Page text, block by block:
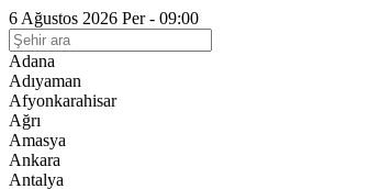
6 Ağustos 2026 Per - 09:00
Adana
Adıyaman
Afyonkarahisar
Ağrı
Amasya
Ankara
Antalya